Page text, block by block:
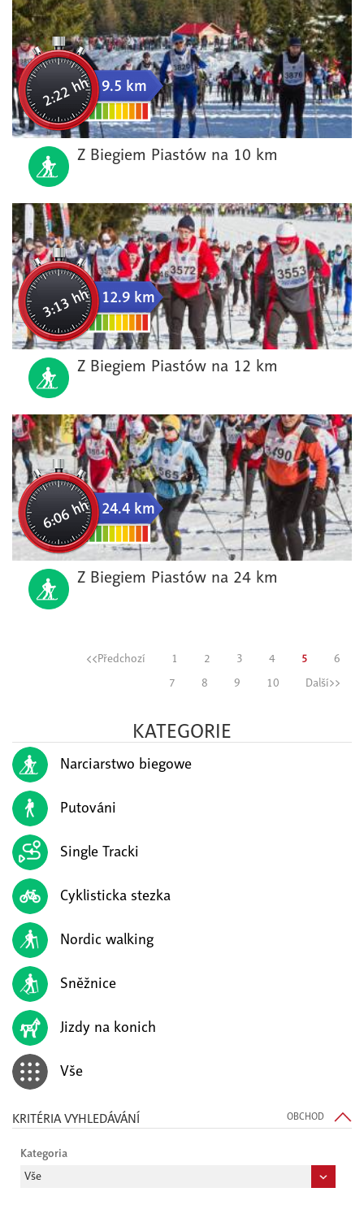
2:22 hh 9.5 km
Z Biegiem Piastów na 10 km
3:13 hh 12.9 km
Z Biegiem Piastów na 12 km
6:06 hh 24.4 km
Z Biegiem Piastów na 24 km
<<Předchozí 1 2 3 4 5
6
7
8 9 10 Další>>
KATEGORIE
Narciarstwo biegowe
Putováni
Single Tracki
Cyklisticka stezka
Nordic walking
Sněžnice
Jizdy na konich
Vše
OBCHOD
KRITÉRIA VYHLEDÁVÁNÍ
Kategoria